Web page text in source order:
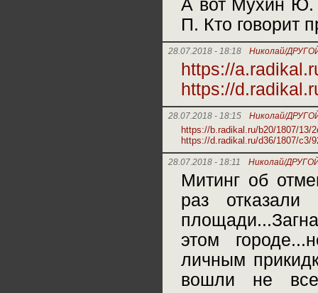
А вот Мухин Ю.
П. Кто говорит
28.07.2018 - 18:18 Николай/
https://
https://
28.07.2018 - 18:15 Николай/
https://b.radikal.ru/b20/1807/13/
https://d.radikal.ru/d36/1807/c3/
28.07.2018 - 18:11 Николай/
Митинг об
раз отказали
этом
личным
вошли не